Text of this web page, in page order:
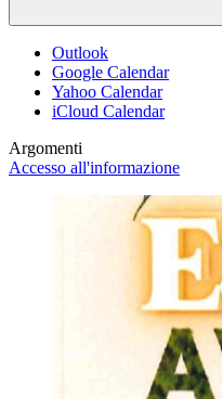
Outlook
Google Calendar
Yahoo Calendar
iCloud Calendar
Argomenti
Accesso all'informazione